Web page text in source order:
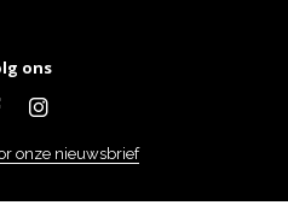
ons
onze nieuwsbrief